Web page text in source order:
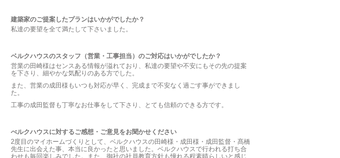
建築家のご提案したプランはいかがでしたか？
私達の要望を全て満たして下さいました。
ベルクハウスのスタッフ（営業・工事担当）のご対応はいかがでしたか？
営業の田崎様はセンスある情報が溢れており、私達の要望や不安にもその先の提案
を下さり、細やかな気配りのある方でした。
また、営業の成田様もいつも対応が早く、完成まで不安なく過ごす事ができまし
た。
工事の成田監督も丁寧なお仕事をして下さり、とても信頼のできる方です。
べルクハウスに対するご感想・ご意見をお聞かせください
2度目のマイホームづくりとして、ベルクハウスの田崎様・成田様・成田監督・髙橋
先生に出会えた事、本当に良かったと思いました。ベルクハウスで行われる打ち合
わせも毎回楽しみでした。また、御社の社員教育方針も憧れる程素晴らしいと感じ